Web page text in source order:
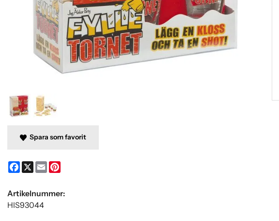
Spara som favorit
Facebook
X Email
Artikelnummer:
HIS93044